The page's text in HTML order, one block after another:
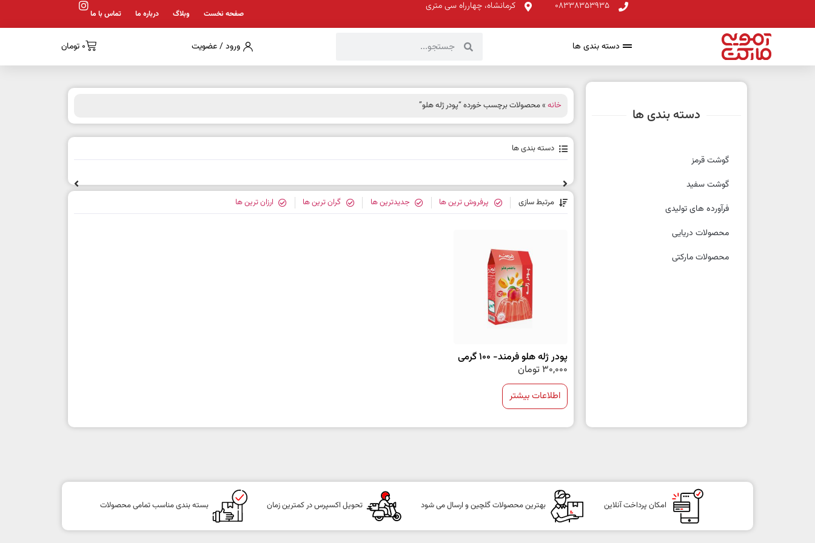
08338353935 کرمانشاه، چهارراه سی متری
صفحه نخست وبلاگ درباره ما تماس با ما
دسته بندی ها ورود / عضویت 0 تومان
دسته بندی ها
گوشت قرمز
گوشت سفید
فرآورده های تولیدی
محصولات دریایی
محصولات مارکتی
خانه» محصولات برچسب خورده “پودر ژله هلو”
دسته بندی ها
مرتبط سازی پرفروش ترین ها جدیدترین ها گران ترین ها ارزان ترین ها
پودر ژله هلو فرمند- 100 گرمی
30,000 تومان
اطلاعات بیشتر
امکان پرداخت آنلاین بهترین محصولات گلچین و ارسال می شود تحویل اکسپرس در کمترین زمان بسته بندی مناسب تمامی محصولات